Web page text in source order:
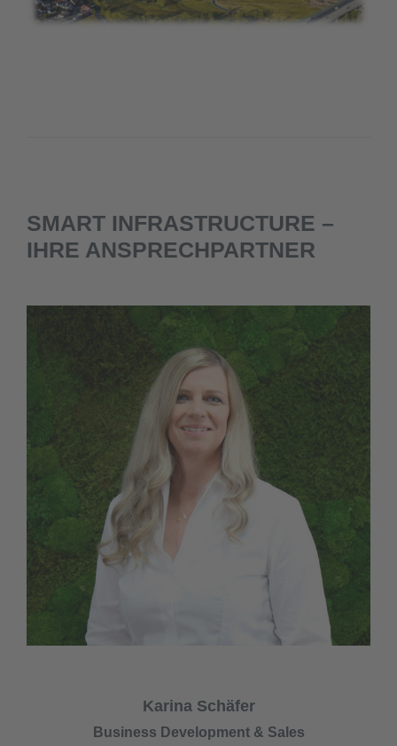
SMART INFRASTRUCTURE –
IHRE ANSPRECHPARTNER
Karina Schäfer
Business Development & Sales